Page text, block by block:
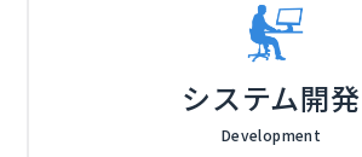
システム開発
Development